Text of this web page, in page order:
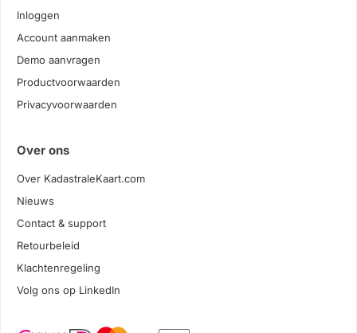
Inloggen
Account aanmaken
Demo aanvragen
Productvoorwaarden
Privacyvoorwaarden
Over ons
Over KadastraleKaart.com
Nieuws
Contact & support
Retourbeleid
Klachtenregeling
Volg ons op LinkedIn